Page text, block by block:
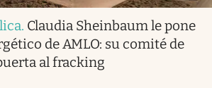
. Claudia Sheinbaum le pone
de AMLO: su comité de
al fracking